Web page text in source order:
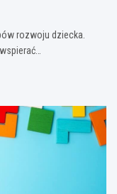
rozwoju dziecka.